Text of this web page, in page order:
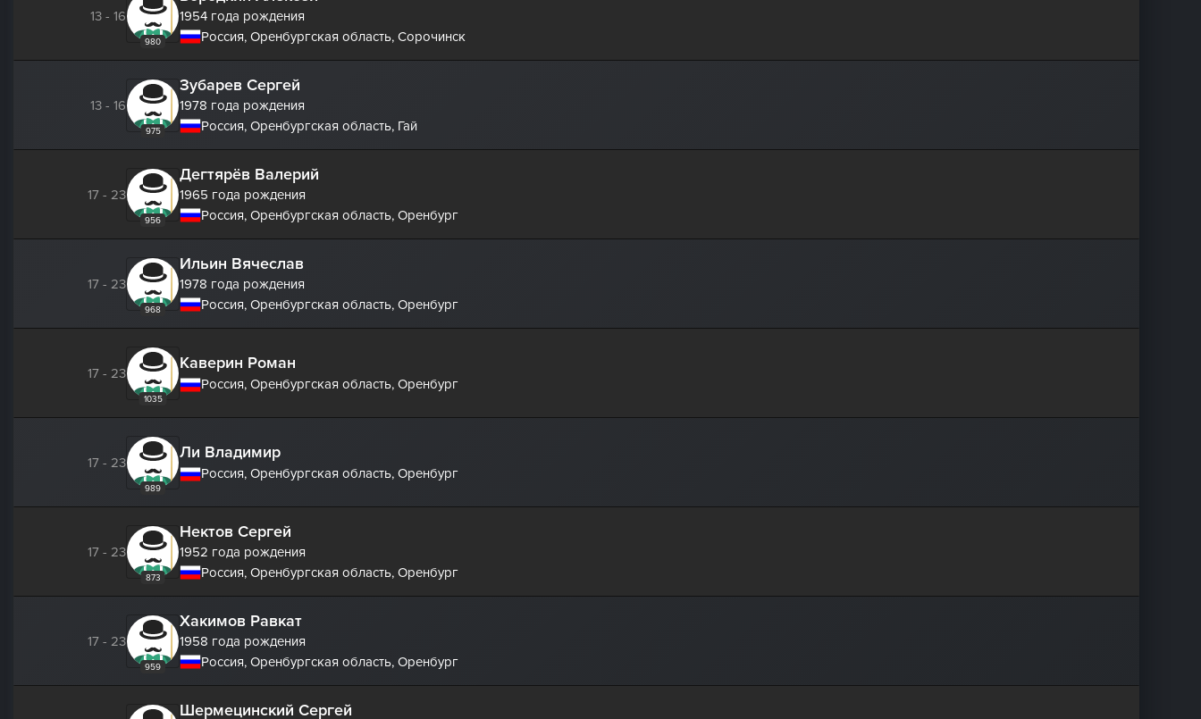
13 - 16
980
1954 года рождения
Россия, Оренбургская область, Сорочинск
13 - 16
975
Зубарев Сергей
1978 года рождения
Россия, Оренбургская область, Гай
17 - 23
956
Дегтярёв Валерий
1965 года рождения
Россия, Оренбургская область, Оренбург
17 - 23
968
Ильин Вячеслав
1978 года рождения
Россия, Оренбургская область, Оренбург
17 - 23
1035
Каверин Роман
Россия, Оренбургская область, Оренбург
17 - 23
989
Ли Владимир
Россия, Оренбургская область, Оренбург
17 - 23
873
Нектов Сергей
1952 года рождения
Россия, Оренбургская область, Оренбург
17 - 23
959
Хакимов Равкат
1958 года рождения
Россия, Оренбургская область, Оренбург
Шермецинский Сергей